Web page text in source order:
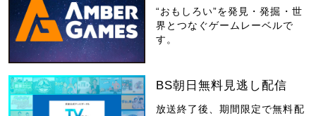
“おもしろい”を発見・発掘・世
界とつなぐゲームレーベルで
す。
BS朝日無料見逃し配信
放送終了後、期間限定で無料配